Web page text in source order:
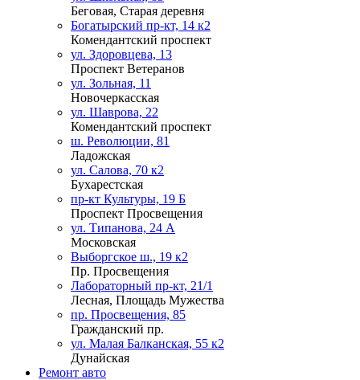
Беговая, Старая деревня
Богатырский пр-кт, 14 к2
Комендантский проспект
ул. Здоровцева, 13
Проспект Ветеранов
ул. Зольная, 11
Новочеркасская
ул. Шаврова, 22
Комендантский проспект
ш. Революции, 81
Ладожская
ул. Салова, 70 к2
Бухарестская
пр-кт Культуры, 19 Б
Проспект Просвещения
ул. Типанова, 24 А
Московская
Выборгское ш., 19 к2
Пр. Просвещения
Лабораторный пр-кт, 21/1
Лесная, Площадь Мужества
пр. Просвещения, 85
Гражданский пр.
ул. Малая Балканская, 55 к2
Дунайская
Ремонт авто